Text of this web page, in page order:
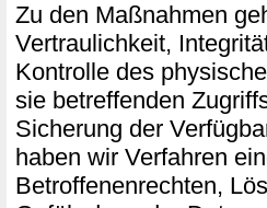
Zu den Maßnahmen
Vertraulichkeit,
Kontrolle des
sie betreffenden
Sicherung der
haben wir Verfahren
Betroffenenrechten,